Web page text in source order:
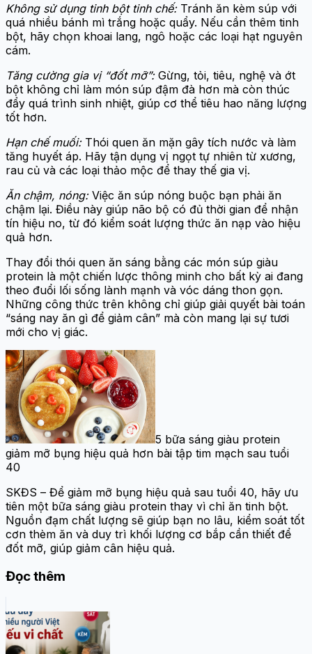
Không sử dụng tinh bột tinh chế: Tránh ăn kèm súp với
quá nhiều bánh mì trắng hoặc quẩy. Nếu cần thêm tinh
bột, hãy chọn khoai lang, ngô hoặc các loại hạt nguyên
cám.
Tăng cường gia vị “đốt mỡ”:Gừng, tỏi, tiêu, nghệ và ớt
bột không chỉ làm món súp đậm đà hơn mà còn thúc
đẩy quá trình sinh nhiệt, giúp cơ thể tiêu hao năng lượng
tốt hơn.
Hạn chế muối:Thói quen ăn mặn gây tích nước và làm
tăng huyết áp. Hãy tận dụng vị ngọt tự nhiên từ xương,
rau củ và các loại thảo mộc để thay thế gia vị.
Ăn chậm, nóng:Việc ăn súp nóng buộc bạn phải ăn
chậm lại. Điều này giúp não bộ có đủ thời gian để nhận
tín hiệu no, từ đó kiểm soát lượng thức ăn nạp vào hiệu
quả hơn.
Thay đổi thói quen ăn sáng bằng các món súp giàu
protein là một chiến lược thông minh cho bất kỳ ai đang
theo đuổi lối sống lành mạnh và vóc dáng thon gọn.
Những công thức trên không chỉ giúp giải quyết bài toán
“sáng nay ăn gì để giảm cân” mà còn mang lại sự tươi
mới cho vị giác.
5 bữa sáng giàu protein
giảm mỡ bụng hiệu quả hơn bài tập tim mạch sau tuổi
40
SKĐS – Để giảm mỡ bụng hiệu quả sau tuổi 40, hãy ưu
tiên một bữa sáng giàu protein thay vì chỉ ăn tinh bột.
Nguồn đạm chất lượng sẽ giúp bạn no lâu, kiểm soát tốt
cơn thèm ăn và duy trì khối lượng cơ bắp cần thiết để
đốt mỡ, giúp giảm cân hiệu quả.
Đọc thêm